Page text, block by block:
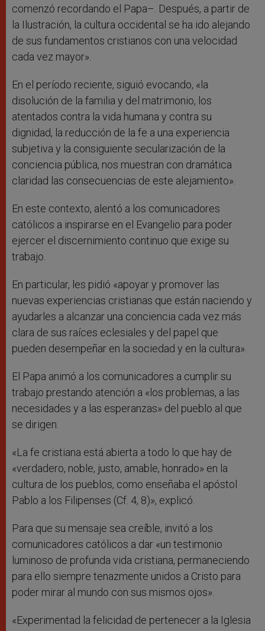
comenzó recordando el Papa–. Después, a partir de
la Ilustración, la cultura occidental se ha ido alejando
de sus fundamentos cristianos con una velocidad
cada vez mayor».
En el período reciente, siguió evocando, «la
disolución de la familia y del matrimonio, los
atentados contra la vida humana y contra su
dignidad, la reducción de la fe a una experiencia
subjetiva y la consiguiente secularización de la
conciencia pública, nos muestran con dramática
claridad las consecuencias de este alejamiento».
En este contexto, alentó a los comunicadores
católicos a inspirarse en el Evangelio para poder
ejercer el discernimiento continuo que exige su
trabajo.
En particular, les pidió «apoyar y promover las
nuevas experiencias cristianas que están naciendo y
ayudarles a alcanzar una conciencia cada vez más
clara de sus raíces eclesiales y del papel que
pueden desempeñar en la sociedad y en la cultura».
El Papa animó a los comunicadores a cumplir su
trabajo prestando atención a «los problemas, a las
necesidades y a las esperanzas» del pueblo al que
se dirigen.
«La fe cristiana está abierta a todo lo que hay de
«verdadero, noble, justo, amable, honrado» en la
cultura de los pueblos, como enseñaba el apóstol
Pablo a los Filipenses (Cf. 4, 8)», explicó.
Para que su mensaje sea creíble, invitó a los
comunicadores católicos a dar «un testimonio
luminoso de profunda vida cristiana, permaneciendo
para ello siempre tenazmente unidos a Cristo para
poder mirar al mundo con sus mismos ojos».
«Experimentad la felicidad de pertenecer a la Iglesia